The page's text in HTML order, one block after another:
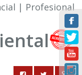
| Profesional